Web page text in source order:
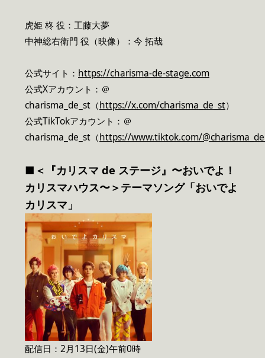
虎姫 柊 役：工藤大夢
中神総右衛門 役（映像）：今 拓哉
公式サイト： https://charisma-de-stage.com
公式Xアカウント：＠
charisma_de_st（https://x.com/charisma_de_st）
公式TikTokアカウント：＠
charisma_de_st（https://www.tiktok.com/
■＜『カリスマ de ステージ』〜おいでよ！
カリスマハウス〜＞テーマソング「おいでよ
カリスマ」
配信日：2月13日(金)午前0時